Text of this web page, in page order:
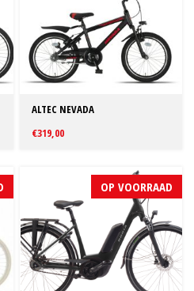
ALTEC NEVADA
€319,00
OP VOORRAAD